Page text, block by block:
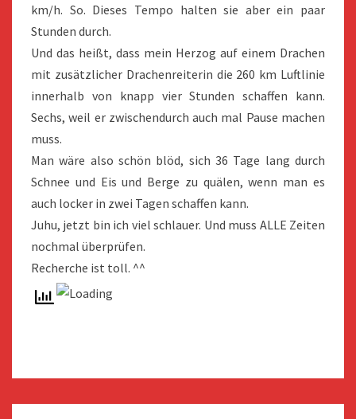
km/h. So. Dieses Tempo halten sie aber ein paar
Stunden durch.
Und das heißt, dass mein Herzog auf einem Drachen
mit zusätzlicher Drachenreiterin die 260 km Luftlinie
innerhalb von knapp vier Stunden schaffen kann.
Sechs, weil er zwischendurch auch mal Pause machen
muss.
Man wäre also schön blöd, sich 36 Tage lang durch
Schnee und Eis und Berge zu quälen, wenn man es
auch locker in zwei Tagen schaffen kann.
Juhu, jetzt bin ich viel schlauer. Und muss ALLE Zeiten
nochmal überprüfen.
Recherche ist toll. ^^